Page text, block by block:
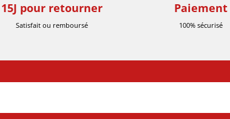
15J pour retourner
Satisfait ou remboursé
Paiement
100% sécurisé